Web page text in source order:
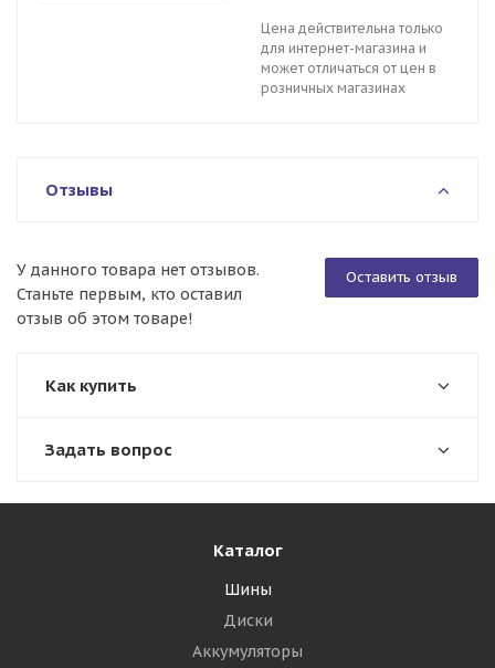
Цена действительна только
для интернет-магазина и
может отличаться от цен в
розничных магазинах
Отзывы
Оставить отзыв
У данного товара нет отзывов.
Станьте первым, кто оставил
отзыв об этом товаре!
Как купить
Задать вопрос
Каталог
Шины
Диски
Аккумуляторы